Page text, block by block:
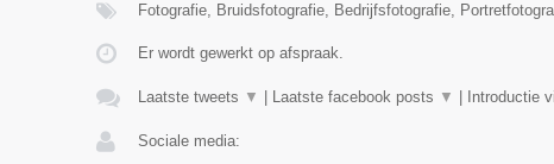
Fotografie, Bruidsfotografie, Bedrijfsfotografie,
Er wordt gewerkt op afspraak.
Laatste tweets ▼ Laatste facebook posts ▼ Introductie
Sociale media: